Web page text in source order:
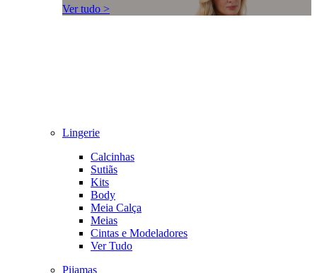
Ver tudo >
Lingerie
Calcinhas
Sutiãs
Kits
Body
Meia Calça
Meias
Cintas e Modeladores
Ver Tudo
Pijamas